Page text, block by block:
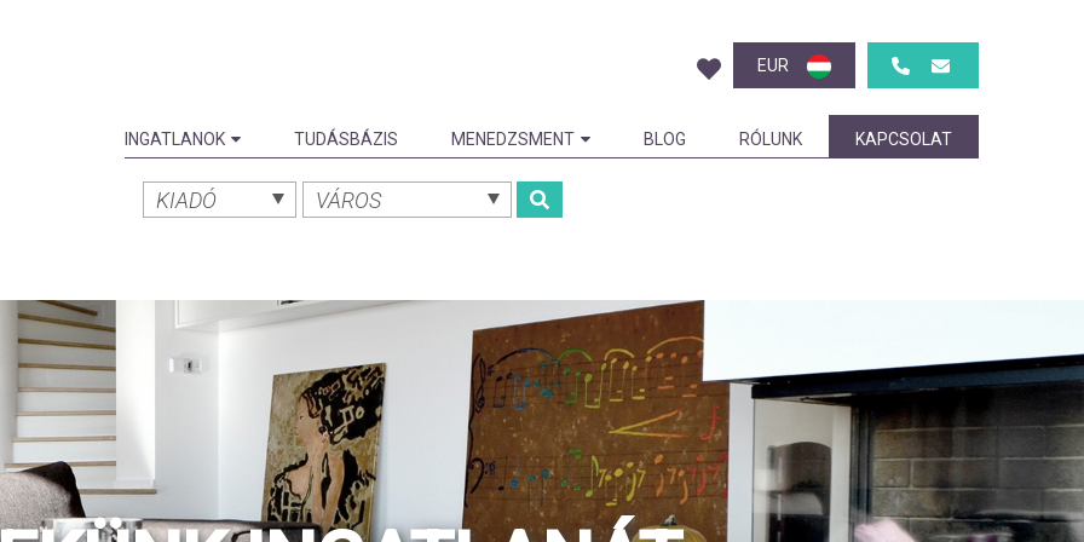
EUR
INGATLANOK TUDÁSBÁZIS MENEDZSMENT BLOG RÓLUNK KAPCSOLAT
KIADÓ VÁROS